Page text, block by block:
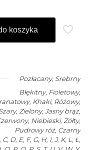
koszyka
Pozłacany, Srebrny
Błękitny, Fioletowy,
Khaki, Różowy,
Zielony, Jasny brąz,
Niebieski, Żółty,
Pudrowy róż, Czarny
C, D, E, F, G, H, I, J, K, L, Ł,